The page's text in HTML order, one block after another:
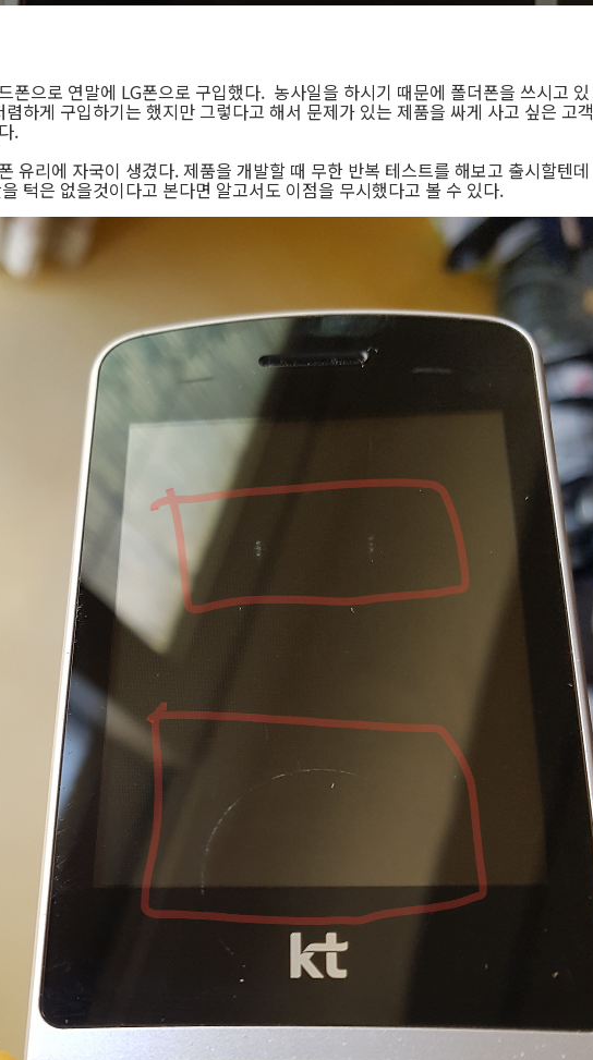
폰으로 연말에 LG폰으로 구입했다. 농사일을 하시기 때문에 폴더폰을 쓰시고 있
렴하게 구입하기는 했지만 그렇다고 해서 문제가 있는 제품을 싸게 사고 싶은 고객
.
유리에 자국이 생겼다. 제품을 개발할 때 무한 반복 테스트를 해보고 출시할텐데
턱은 없을것이다고 본다면 알고서도 이점을 무시했다고 볼 수 있다.